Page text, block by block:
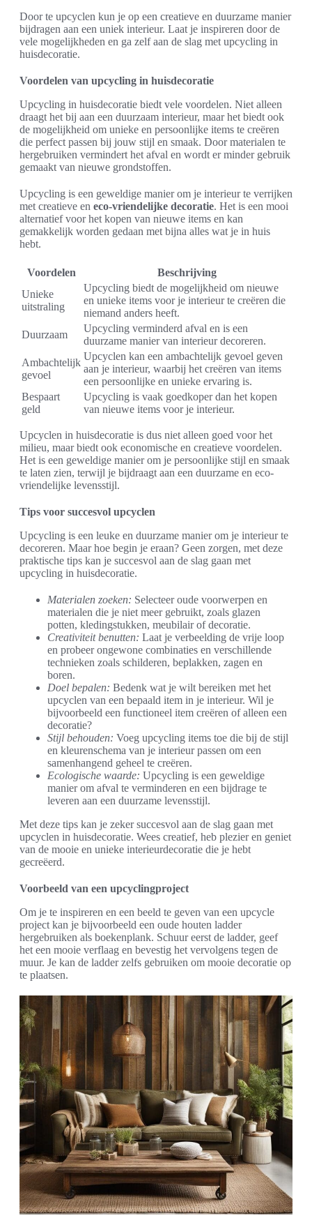
Door te upcyclen kun je op een creatieve en duurzame manier
bijdragen aan een uniek interieur. Laat je inspireren door de
vele mogelijkheden en ga zelf aan de slag met upcycling in
huisdecoratie.
Voordelen van upcycling in huisdecoratie
Upcycling in huisdecoratie biedt vele voordelen. Niet alleen
draagt het bij aan een duurzaam interieur, maar het biedt ook
de mogelijkheid om unieke en persoonlijke items te creëren
die perfect passen bij jouw stijl en smaak. Door materialen te
hergebruiken vermindert het afval en wordt er minder gebruik
gemaakt van nieuwe grondstoffen.
Upcycling is een geweldige manier om je interieur te verrijken
met creatieve en eco-vriendelijke decoratie. Het is een mooi
alternatief voor het kopen van nieuwe items en kan
gemakkelijk worden gedaan met bijna alles wat je in huis
hebt.
Voordelen
Beschrijving
Unieke
uitstraling
Upcycling biedt de mogelijkheid om nieuwe
en unieke items voor je interieur te creëren die
niemand anders heeft.
Duurzaam
Upcycling verminderd afval en is een
duurzame manier van interieur decoreren.
Ambachtelijk
gevoel
Upcyclen kan een ambachtelijk gevoel geven
aan je interieur, waarbij het creëren van items
een persoonlijke en unieke ervaring is.
Bespaart
geld
Upcycling is vaak goedkoper dan het kopen
van nieuwe items voor je interieur.
Upcyclen in huisdecoratie is dus niet alleen goed voor het
milieu, maar biedt ook economische en creatieve voordelen.
Het is een geweldige manier om je persoonlijke stijl en smaak
te laten zien, terwijl je bijdraagt aan een duurzame en eco-
vriendelijke levensstijl.
Tips voor succesvol upcyclen
Upcycling is een leuke en duurzame manier om je interieur te
decoreren. Maar hoe begin je eraan? Geen zorgen, met deze
praktische tips kan je succesvol aan de slag gaan met
upcycling in huisdecoratie.
Materialen zoeken: Selecteer oude voorwerpen en
materialen die je niet meer gebruikt, zoals glazen
potten, kledingstukken, meubilair of decoratie.
Creativiteit benutten: Laat je verbeelding de vrije loop
en probeer ongewone combinaties en verschillende
technieken zoals schilderen, beplakken, zagen en
boren.
Doel bepalen: Bedenk wat je wilt bereiken met het
upcyclen van een bepaald item in je interieur. Wil je
bijvoorbeeld een functioneel item creëren of alleen een
decoratie?
Stijl behouden: Voeg upcycling items toe die bij de stijl
en kleurenschema van je interieur passen om een
samenhangend geheel te creëren.
Ecologische waarde: Upcycling is een geweldige
manier om afval te verminderen en een bijdrage te
leveren aan een duurzame levensstijl.
Met deze tips kan je zeker succesvol aan de slag gaan met
upcyclen in huisdecoratie. Wees creatief, heb plezier en geniet
van de mooie en unieke interieurdecoratie die je hebt
gecreëerd.
Voorbeeld van een upcyclingproject
Om je te inspireren en een beeld te geven van een upcycle
project kan je bijvoorbeeld een oude houten ladder
hergebruiken als boekenplank. Schuur eerst de ladder, geef
het een mooie verflaag en bevestig het vervolgens tegen de
muur. Je kan de ladder zelfs gebruiken om mooie decoratie op
te plaatsen.